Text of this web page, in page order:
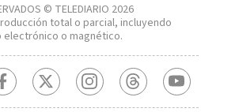
© TELEDIARIO 2026
total o parcial, incluyendo
electrónico o magnético.